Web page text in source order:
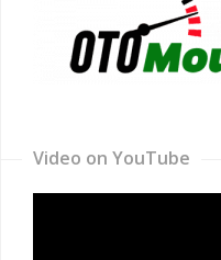
Video on YouTube